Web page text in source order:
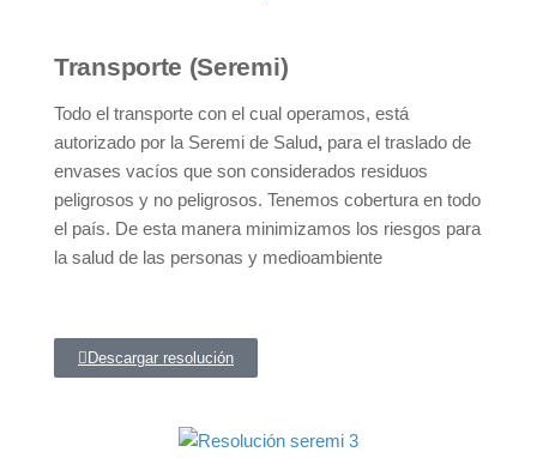
Transporte (Seremi)
Todo el transporte con el cual operamos, está
autorizado por la Seremi de Salud, para el traslado de
envases vacíos que son considerados residuos
peligrosos y no peligrosos. Tenemos cobertura en todo
el país. De esta manera minimizamos los riesgos para
la salud de las personas y medioambiente
Descargar resolución